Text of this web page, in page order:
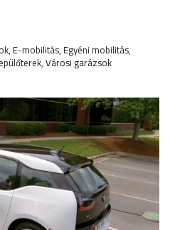
E-mobilitás, Egyéni mobilitás,
Városi garázsok